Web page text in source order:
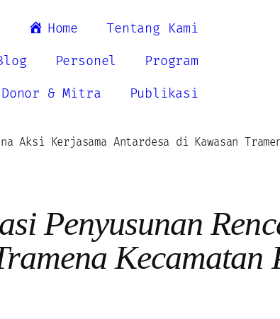
Home
Tentang Kami
Personel
Program
Donor & Mitra
Publikasi
Aksi Kerjasama Antardesa di Kawasan
Penyusunan